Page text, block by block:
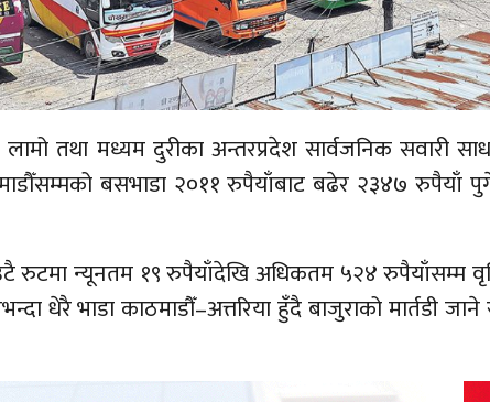
तथा मध्यम दुरीका अन्तरप्रदेश सार्वजनिक सवारी
बसभाडा २०११ रुपैयाँबाट बढेर २३४७ रुपैयाँ
रुटमा न्यूनतम १९ रुपैयाँदेखि अधिकतम ५२४ रुपैयाँसम्म
धेरै भाडा काठमाडौँ–अत्तरिया हुँदै बाजुराको मार्तडी